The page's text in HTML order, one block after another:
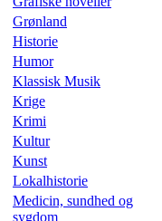
Grønland
Historie
Humor
Klassisk Musik
Krige
Krimi
Kultur
Kunst
Lokalhistorie
Medicin, sundhed og
sygdom